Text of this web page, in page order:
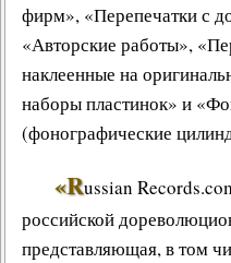
фирм», «Перепечатки с
«Авторские работы», «
наклеенные на
наборы пластинок» и «
(фонографические
«Russian
российской
представляющая, в том